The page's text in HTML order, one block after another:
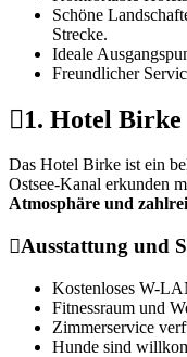
Schöne
Strecke.
Ideale
Freundlicher
1. Hotel Birke
Das Hotel Birke ist ein
Ostsee-Kanal erkunden
Atmosphäre und
Ausstattung und
Kostenloses W-
Fitnessraum und
Zimmerservice
Hunde sind